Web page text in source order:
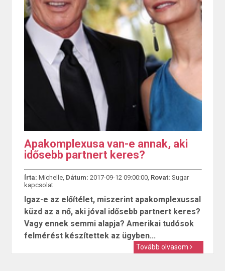
Apakomplexusa van-e annak, aki
idősebb partnert keres?
Írta: Michelle, Dátum: 2017-09-12 09:00:00, Rovat: Sugar
kapcsolat
Igaz-e az előítélet, miszerint apakomplexussal
küzd az a nő, aki jóval idősebb partnert keres?
Vagy ennek semmi alapja? Amerikai tudósok
felmérést készítettek az ügyben...
Tovább olvasom